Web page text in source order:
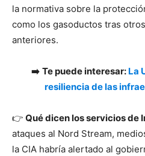
la normativa sobre la
como los gasoductos tras
anteriores.
➡️ Te puede interesar: La
resiliencia de las
👉 Qué dicen los servicios de
ataques al Nord Stream,
la CIA habría alertado al